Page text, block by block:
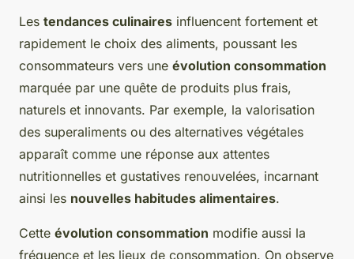
Les tendances culinaires influencent fortement et
rapidement le choix des aliments, poussant les
consommateurs vers une évolution consommation
marquée par une quête de produits plus frais,
naturels et innovants. Par exemple, la valorisation
des superaliments ou des alternatives végétales
apparaît comme une réponse aux attentes
nutritionnelles et gustatives renouvelées, incarnant
ainsi les nouvelles habitudes alimentaires.
Cette évolution consommation modifie aussi la
fréquence et les lieux de consommation. On observe